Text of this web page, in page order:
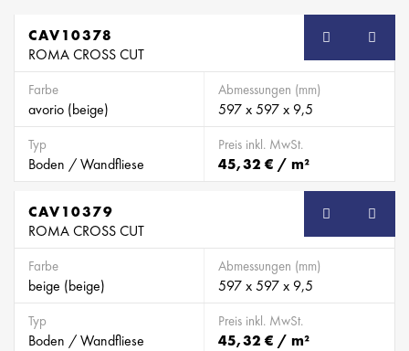
CAV10378
ROMA CROSS CUT
Farbe
avorio (beige)
Abmessungen (mm)
597 x 597 x 9,5
Typ
Boden / Wandfliese
Preis inkl. MwSt.
45,32 € / m²
CAV10379
ROMA CROSS CUT
Farbe
beige (beige)
Abmessungen (mm)
597 x 597 x 9,5
Typ
Boden / Wandfliese
Preis inkl. MwSt.
45,32 € / m²